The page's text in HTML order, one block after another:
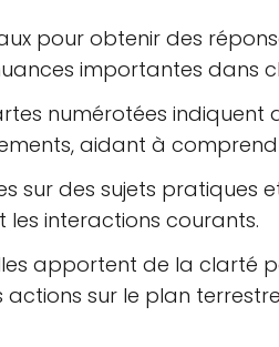
pour obtenir des
importantes dans
numérotées indiquent
aidant à
sur des sujets pratiques
les interactions courants.
apportent de la clarté
sur le plan